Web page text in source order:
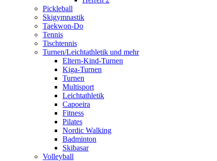
Pickleball
Skigymnastik
Taekwon-Do
Tennis
Tischtennis
Turnen/Leichtathletik und mehr
Eltern-Kind-Turnen
Kiga-Turnen
Turnen
Multisport
Leichtathletik
Capoeira
Fitness
Pilates
Nordic Walking
Badminton
Skibasar
Volleyball